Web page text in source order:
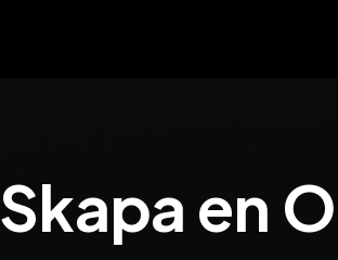
Skapa en